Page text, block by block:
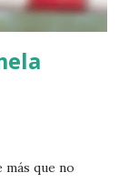
que no